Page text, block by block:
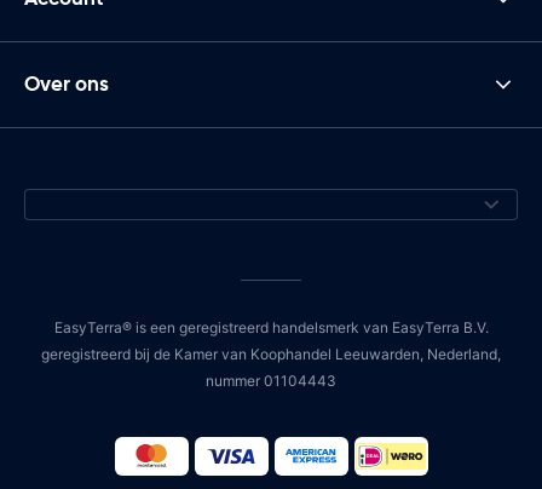
Over ons
EasyTerra® is een geregistreerd handelsmerk van EasyTerra B.V.
geregistreerd bij de Kamer van Koophandel Leeuwarden, Nederland,
nummer 01104443